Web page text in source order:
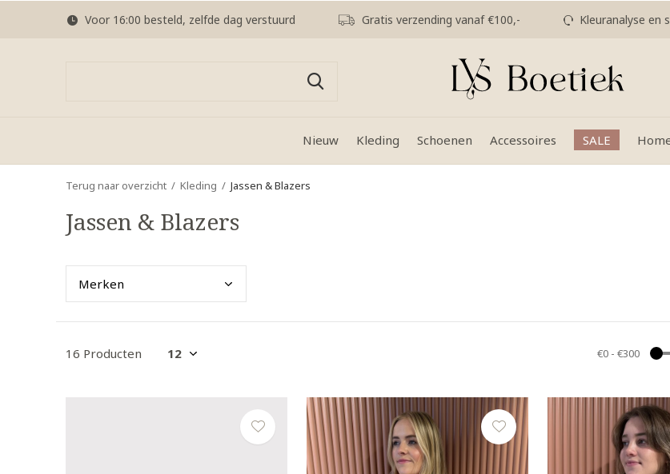
Nieuw Kleding Schoenen Accessoires SALE
Voor 16:00 besteld, zelfde dag verstuurd Gratis verzending vanaf €100,- Kleuranalyse en
Terug naar overzicht Kleding Jassen & Blazers
Jassen & Blazers
Merken
16 Producten €0- €300